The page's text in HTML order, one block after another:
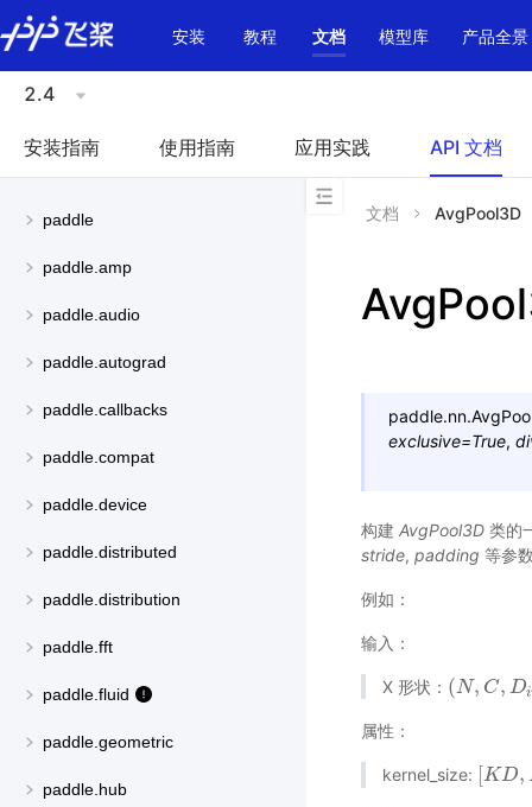
\u200E
安装
教程 文档 模型库 产品全景
2.4
安装指南 使用指南 应用实践 API 文档
paddle
paddle.amp
paddle.audio
paddle.autograd
paddle.callbacks
paddle.compat
paddle.device
paddle.distributed
paddle.distribution
paddle.fft
paddle.fluid
paddle.geometric
paddle.hub
文档 AvgPool3D
paddle.nn.
exclusive=True,
构建 AvgPool3D 类的
stride, padding 等参
例如：
输入：
X 形状： (N, C, Di
(N,C ,Din,Hi
属性：
kernel_size: [KD,
KD,KH